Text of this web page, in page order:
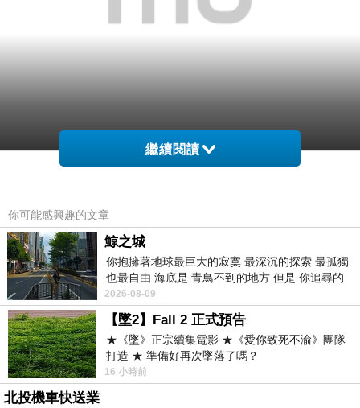
買應該會比較便宜，
而且24小時都能買，上網慢慢挑選，慢慢比價，不
用等店家開門也不用看店員臉色，
然選擇在網路上購買~~
於是我也參考了其他網友【HAMILTON 漢米爾頓】
Khaki 飛行員自動上鍊機械錶(H70615133)的推薦開
繼續閱讀
你可能感興趣的文章
鯨之城
你抱擁著地球最巨大的寂寞 最深沉的探索 最孤獨
也最自由 海底是 青鳥不到的地方 但是 你追尋的
幸福 可以比珍珠更
2026-08-09
【墜2】Fall 2 正式預告
★《墜》正宗續集電影 ★《愛你致死不渝》團隊
打造 ★ 準備好再次墜落了嗎？
16 小時前
北投機車快送業